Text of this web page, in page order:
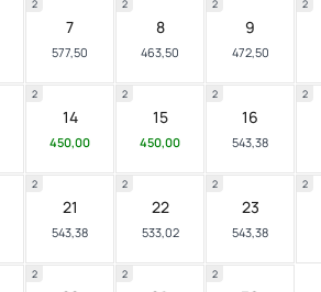
7
577,50
2
8
463,50
2
9
472,50
2 2
14
450,00
2
15
450,00
2
16
543,38
2 2
21
543,38
2
22
533,02
2
23
543,38
2 2
2 2 2